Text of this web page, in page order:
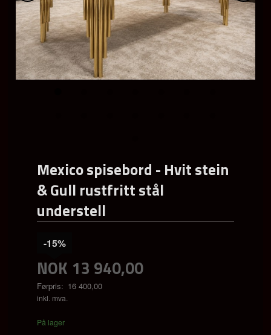
Mexico spisebord - Hvit stein
& Gull rustfritt stål
understell
NOK 13 940,00
Førpris: 16 400,00
Rabatt
-15%
inkl. mva.
På lager